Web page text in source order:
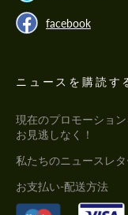
facebook
ニュースを購読す
現在のプロモーショ
お見逃しなく！
私たちのニュースレ
お支払い-配送方法